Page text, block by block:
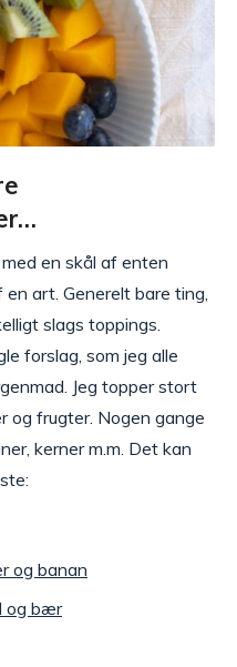
en skål af enten
art. Generelt bare ting,
slags toppings.
forslag, som jeg alle
Jeg topper stort
og frugter. Nogen gange
kerner m.m. Det kan
og banan
og bær